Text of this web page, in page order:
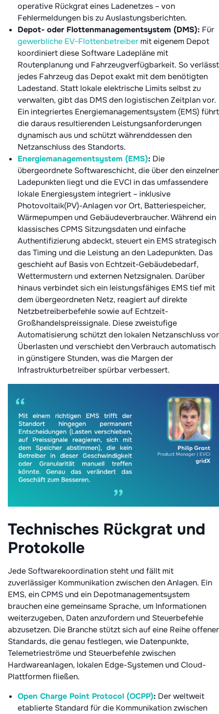
operative Rückgrat eines Ladenetzes – von
Fehlermeldungen bis zu Auslastungsberichten.
Depot- oder Flottenmanagementsystem (DMS): Für
gewerbliche EV-Flottenbetreiber mit eigenem Depot
koordiniert diese Software Ladepläne mit
Routenplanung und Fahrzeugverfügbarkeit. So verlässt
jedes Fahrzeug das Depot exakt mit dem benötigten
Ladestand. Statt lokale elektrische Limits selbst zu
verwalten, gibt das DMS den logistischen Zeitplan vor.
Ein integriertes Energiemanagementsystem (EMS) führt
die daraus resultierenden Leistungsanforderungen
dynamisch aus und schützt währenddessen den
Netzanschluss des Standorts.
Energiemanagementsystem (EMS): Die
übergeordnete Softwareschicht, die über den
Ladepunkten liegt und die EVCI in das umfassendere
lokale Energiesystem integriert – inklusive
Photovoltaik(PV)-Anlagen vor Ort, Batteriespeicher,
Wärmepumpen und Gebäudeverbraucher. Während ein
klassisches CPMS Sitzungsdaten und einfache
Authentifizierung abdeckt, steuert ein EMS strategisch
das Timing und die Leistung an den Ladepunkten. Das
geschieht auf Basis von Echtzeit-Gebäudebedarf,
Wettermustern und externen Netzsignalen. Darüber
hinaus verbindet sich ein leistungsfähiges EMS tief mit
dem übergeordneten Netz, reagiert auf direkte
Netzbetreiberbefehle sowie auf Echtzeit-
Großhandelspreissignale. Diese zweistufige
Automatisierung schützt den lokalen Netzanschluss vor
Überlasten und verschiebt den Verbrauch automatisch
in günstigere Stunden, was die Margen der
Infrastrukturbetreiber spürbar verbessert.
Technisches Rückgrat und
Protokolle
Jede Softwarekoordination steht und fällt mit
zuverlässiger Kommunikation zwischen den Anlagen. Ein
EMS, ein CPMS und ein Depotmanagementsystem
brauchen eine gemeinsame Sprache, um Informationen
weiterzugeben, Daten anzufordern und Steuerbefehle
abzusetzen. Die Branche stützt sich auf eine Reihe offener
Standards, die genau festlegen, wie Datenpunkte,
Telemetrieströme und Steuerbefehle zwischen
Hardwareanlagen, lokalen Edge-Systemen und Cloud-
Plattformen fließen.
Open Charge Point Protocol (OCPP): Der weltweit
etablierte Standard für die Kommunikation zwischen